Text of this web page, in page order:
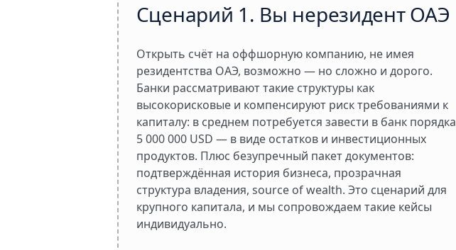
Сценарий 1. Вы нерезидент ОАЭ
Открыть счёт на оффшорную компанию, не имея
резидентства ОАЭ, возможно — но сложно и дорого.
Банки рассматривают такие структуры как
высокорисковые и компенсируют риск требованиями к
капиталу: в среднем потребуется завести в банк порядка
5 000 000 USD — в виде остатков и инвестиционных
продуктов. Плюс безупречный пакет документов:
подтверждённая история бизнеса, прозрачная
структура владения, source of wealth. Это сценарий для
крупного капитала, и мы сопровождаем такие кейсы
индивидуально.